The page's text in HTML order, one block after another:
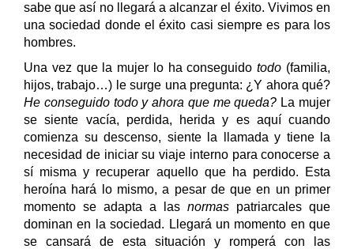
sabe que así no llegará a alcanzar el éxito. Vivimos en
una sociedad donde el éxito casi siempre es para los
hombres.
Una vez que la mujer lo ha conseguidotodo (familia,
hijos, trabajo…) le surge una pregunta: ¿Y ahora qué?
He conseguido todo y ahora que me queda? La mujer
se siente vacía, perdida, herida y es aquí cuando
comienza su descenso, siente la llamada y tiene la
necesidad de iniciar su viaje interno para conocerse a
sí misma y recuperar aquello que ha perdido. Esta
heroína hará lo mismo, a pesar de que en un primer
momento se adapta a las normas patriarcales que
dominan en la sociedad. Llegará un momento en que
se cansará de esta situación y romperá con las